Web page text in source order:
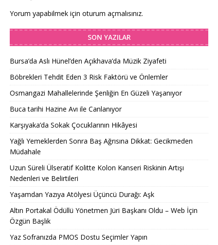
Yorum yapabilmek için oturum açmalısınız.
SON YAZILAR
Bursa’da Aslı Hünel’den Açıkhava’da Müzik Ziyafeti
Böbrekleri Tehdit Eden 3 Risk Faktörü ve Önlemler
Osmangazi Mahallelerinde Şenliğin En Güzeli Yaşanıyor
Buca tarihi Hazine Avı ile Canlanıyor
Karşıyaka’da Sokak Çocuklarının Hikâyesi
Yağlı Yemeklerden Sonra Baş Ağrısına Dikkat: Gecikmeden
Müdahale
Uzun Süreli Ülseratif Kolitte Kolon Kanseri Riskinin Artışı
Nedenleri ve Belirtileri
Yaşamdan Yazıya Atölyesi Üçüncü Durağı: Aşk
Altın Portakal Ödüllü Yönetmen Jüri Başkanı Oldu – Web İçin
Özgün Başlık
Yaz Sofranızda PMOS Dostu Seçimler Yapın